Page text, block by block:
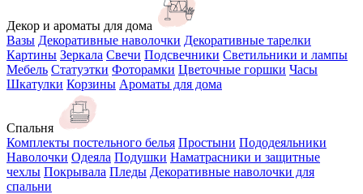
Декор и ароматы для дома
Вазы Декоративные наволочки Декоративные тарелки
Картины Зеркала Свечи Подсвечники Светильники и лампы
Мебель Статуэтки Фоторамки Цветочные горшки Часы
Шкатулки Корзины Ароматы для дома
Спальня
Комплекты постельного белья Простыни Пододеяльники
Наволочки Одеяла Подушки Наматрасники и защитные
чехлы Покрывала Пледы Декоративные наволочки для
спальни